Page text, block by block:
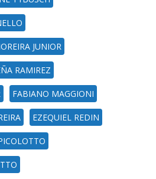
JUNIOR
RAMIREZ
FABIANO MAGGIONI
EZEQUIEL REDIN